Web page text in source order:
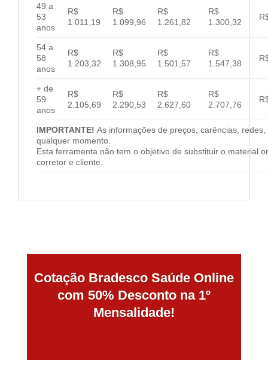
49 a
53
anos
R$
1.011,19
R$
1.099,96
R$
1.261,82
R$
1.300,32
54 a
58
anos
R$
1.203,32
R$
1.308,95
R$
1.501,57
R$
1.547,38
+ de
59
anos
R$
2.105,69
R$
2.290,53
R$
2.627,60
R$
2.707,76
IMPORTANTE! As informações de preços, carências,
qualquer momento.
Esta ferramenta não tem o objetivo de substituir o material
corretor e cliente.
Cotação Bradesco Saúde Online
com 50% Desconto na 1º
Mensalidade!